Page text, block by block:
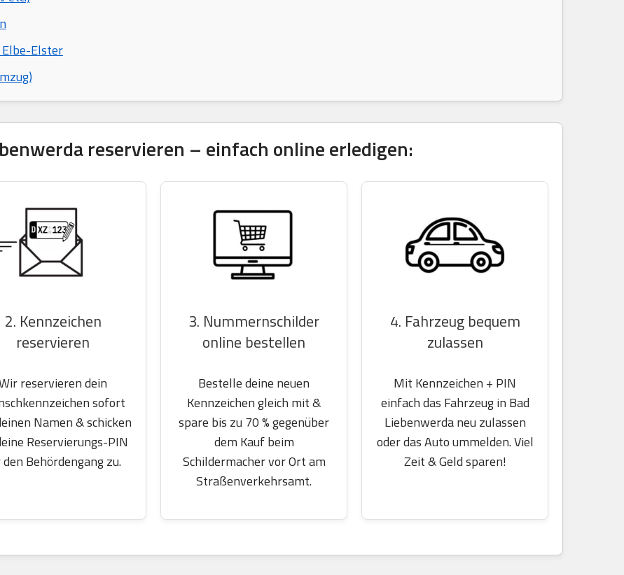
Elster
reservieren – einfach online erledigen:
2. Kennzeichen
reservieren
reservieren dein
sofort
Namen & schicken
Reservierungs-PIN
Behördengang zu.
3. Nummernschilder
online bestellen
Bestelle deine neuen
Kennzeichen gleich mit &
spare bis zu 70 % gegenüber
dem Kauf beim
Schildermacher vor Ort am
Straßenverkehrsamt.
4. Fahrzeug bequem
zulassen
Mit Kennzeichen + PIN
einfach das Fahrzeug in Bad
Liebenwerda neu zulassen
oder das Auto ummelden. Viel
Zeit & Geld sparen!